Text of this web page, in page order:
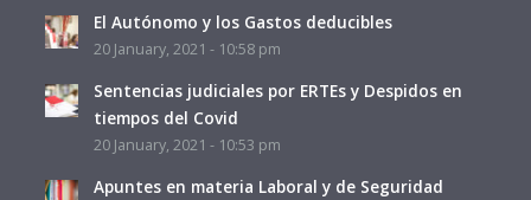
El Autónomo y los Gastos deducibles
20 January, 2021 - 10:58 pm
Sentencias judiciales por ERTEs y Despidos en
tiempos del Covid
20 January, 2021 - 10:53 pm
Apuntes en materia Laboral y de Seguridad